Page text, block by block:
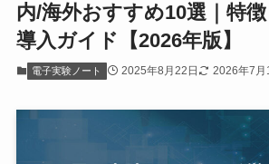
内/海外おすすめ10選｜特
導入ガイド【2026年版】
電子実験ノート 2025年8月22日 2026年7月